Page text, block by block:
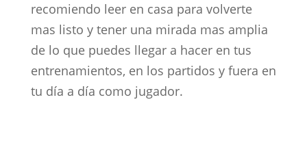
recomiendo leer en casa para volverte
mas listo y tener una mirada mas amplia
de lo que puedes llegar a hacer en tus
entrenamientos, en los partidos y fuera en
tu día a día como jugador.